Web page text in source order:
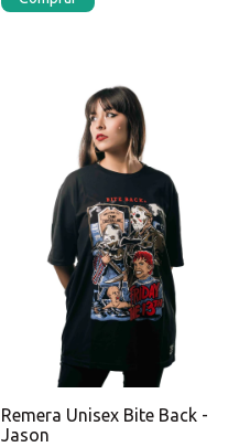
Remera Unisex Bite Back -
Jason